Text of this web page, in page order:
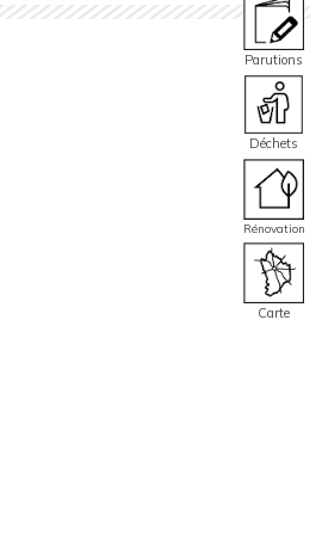
Parutions
Déchets
Rénovation
Carte